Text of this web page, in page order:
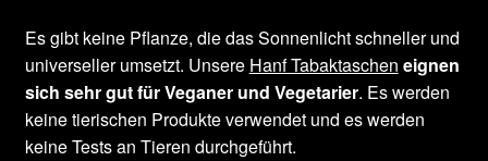
Es gibt keine Pflanze, die das Sonnenlicht schneller und
universeller umsetzt. Unsere Hanf Tabaktaschen eignen
sich sehr gut für Veganer und Vegetarier. Es werden
keine tierischen Produkte verwendet und es werden
keine Tests an Tieren durchgeführt.